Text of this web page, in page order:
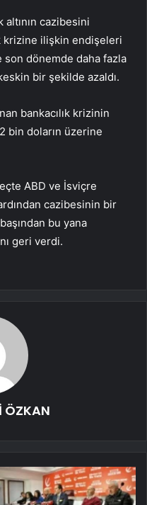
cazibesini
krizine ilişkin endişeleri
son dönemde daha fazla
bir şekilde azaldı.
bankacılık krizinin
bin doların üzerine
ABD ve İsviçre
cazibesinin bir
bu yana
geri verdi.
ÖZKAN